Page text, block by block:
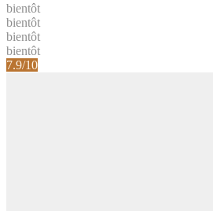
bientôt
bientôt
bientôt
bientôt
7.9/10